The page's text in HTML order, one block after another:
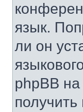
язык.
ли он
phpBB